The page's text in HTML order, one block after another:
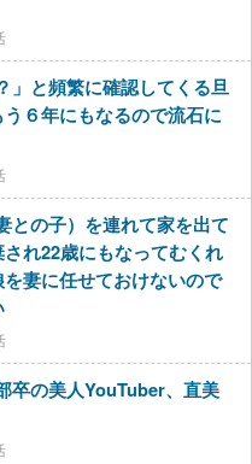
」と頻繁に確認してくる旦
６年にもなるので流石に
との子）を連れて家を出て
れ22歳にもなってむくれ
妻に任せておけないので
卒の美人YouTuber、直美